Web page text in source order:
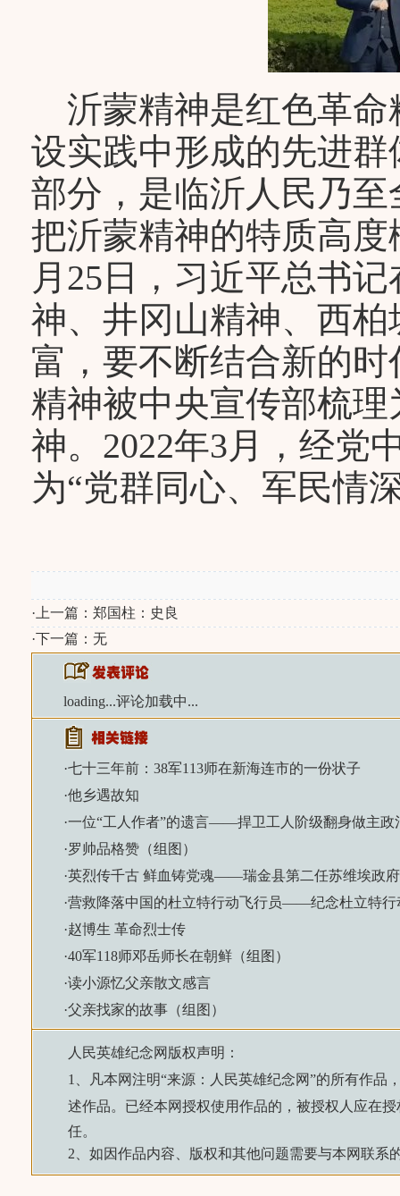
沂蒙精神是红色革命
设实践中形成的先进
部分，是临沂人民乃
把沂蒙精神的特质高度
月25日，习近平总书
神、井冈山精神、西
富，要不断结合新的时
精神被中央宣传部梳
神。2022年3月，经党
为“党群同心、军民情
·上一篇： 郑国柱：史良
·下一篇：无
loading...评论加载中...
·七十三年前：38军113师在新海连市的一份状子
·他乡遇故知
·一位“工人作者”的遗言——捍卫工人阶级翻身做主政
·罗帅品格赞（组图）
·英烈传千古 鲜血铸党魂——瑞金县第二任苏维埃政
·营救降落中国的杜立特行动飞行员——纪念杜立特行
·赵博生 革命烈士传
·40军118师邓岳师长在朝鲜（组图）
·读小源忆父亲散文感言
·父亲找家的故事（组图）
人民英雄纪念网 版权声明：
1、凡本网注明“来源：
人民英雄纪念网”的所有作品
述作品。已经本网授权使用作品的，被授权人应在
任。
2、如因作品内容、版权和其他问题需要与本网联系